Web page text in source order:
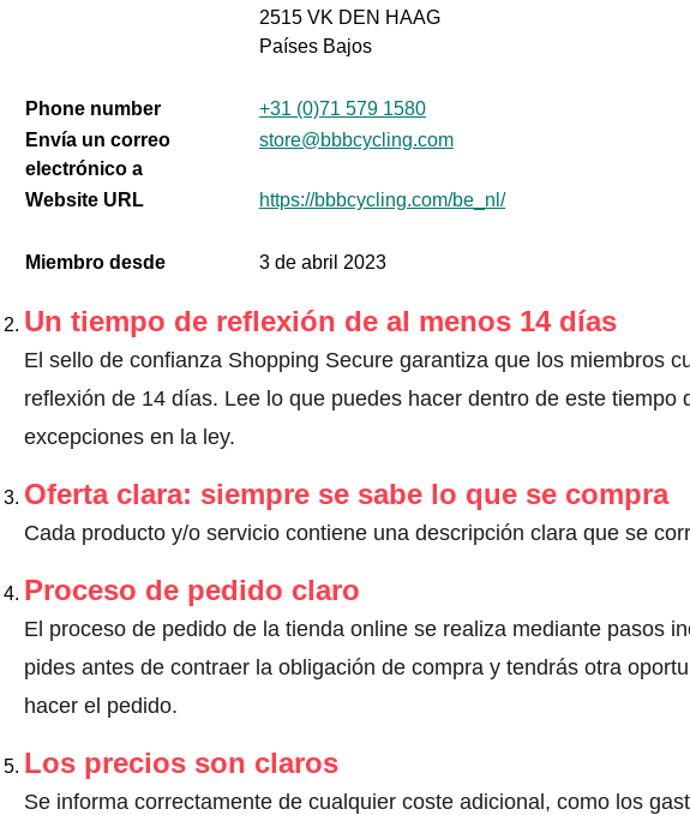
2515 VK DEN HAAG
Países Bajos
Phone number
+31 (0)71 579 1580
Envía un correo
electrónico a
store@bbbcycling.com
Website URL https://bbbcycling.com/be_nl/
Miembro desde 3 de abril 2023
Un tiempo de reflexión de al menos 14 días
El sello de confianza Shopping Secure garantiza que los miembros
reflexión de 14 días. Lee lo que puedes hacer dentro de este tiempo
excepciones en la ley.
Oferta clara: siempre se sabe lo que se compra
Cada producto y/o servicio contiene una descripción clara que se
Proceso de pedido claro
El proceso de pedido de la tienda online se realiza mediante pasos
pides antes de contraer la obligación de compra y tendrás otra
hacer el pedido.
Los precios son claros
Se informa correctamente de cualquier coste adicional, como los